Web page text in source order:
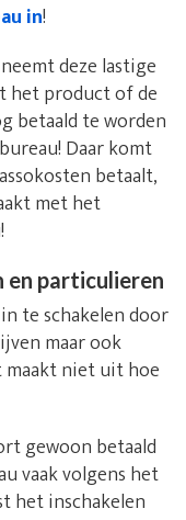
in!
deze lastige
het product of de
betaald te worden
Daar komt
betaalt,
met het
en particulieren
te schakelen door
maar ook
maakt niet uit hoe
gewoon betaald
vaak volgens het
het inschakelen